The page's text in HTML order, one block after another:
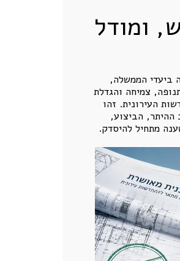
ומודל
ביעדי הממשלה,
צמיחה והגדלת
העירונית. זהו
ההיתר, הביצוע,
מתחיל להיסדק.